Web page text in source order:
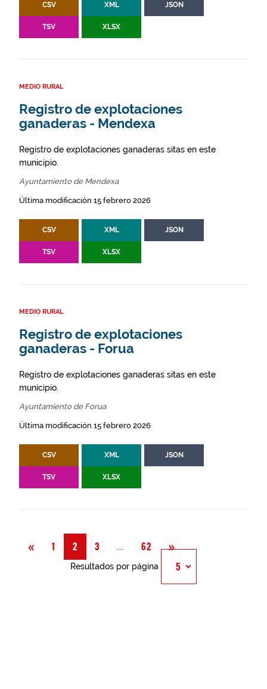
CSV XML JSON
TSV XLSX
MEDIO RURAL
Registro de explotaciones
ganaderas - Mendexa
Registro de explotaciones ganaderas sitas en este
municipio.
Ayuntamiento de Mendexa
Última modificación 15 febrero 2026
CSV XML JSON
TSV XLSX
MEDIO RURAL
Registro de explotaciones
ganaderas - Forua
Registro de explotaciones ganaderas sitas en este
municipio.
Ayuntamiento de Forua
Última modificación 15 febrero 2026
CSV XML JSON
TSV XLSX
« Anterior
1 2 3 Página
... 62 »Siguiente
Resultados por página